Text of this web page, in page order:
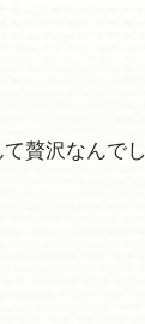
贅沢なんで